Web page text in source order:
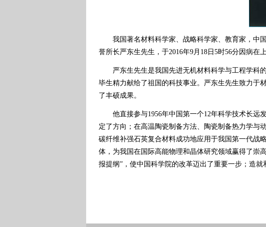
我国著名材料科学家、战略科学家、教育家，中国
誉所长严东生先生，于2016年9月18日5时56分因病在
严东生先生是我国先进无机材料科学与工程学科的
毕生精力献给了祖国的科技事业。严东生先生致力于
了丰硕成果。
他直接参与1956年中国第一个12年科学技术长远发
定了方向；在高温陶瓷制备方法、陶瓷制备热力学与
碳纤维补强石英复合材料成功地应用于我国第一代战
体，为我国在国际高能物理和晶体研究领域赢得了崇
报提纲”，使中国科学院的改革迈出了重要一步；造就